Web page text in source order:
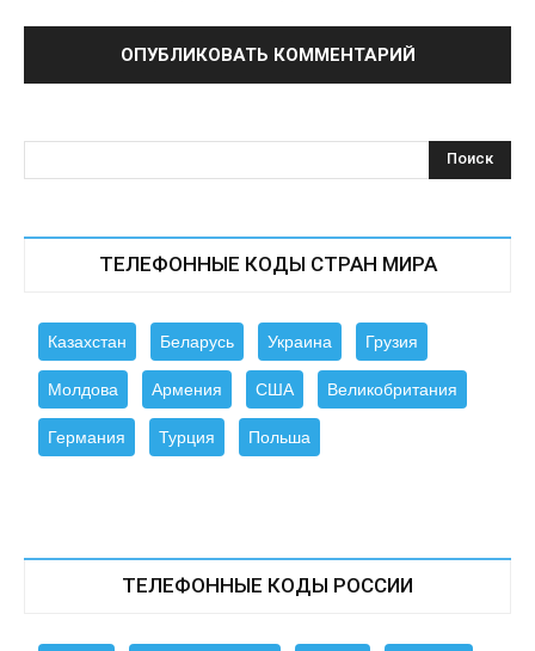
ТЕЛЕФОННЫЕ КОДЫ СТРАН МИРА
Казахстан Беларусь Украина Грузия
Молдова Армения США Великобритания
Германия Турция Польша
ТЕЛЕФОННЫЕ КОДЫ РОССИИ